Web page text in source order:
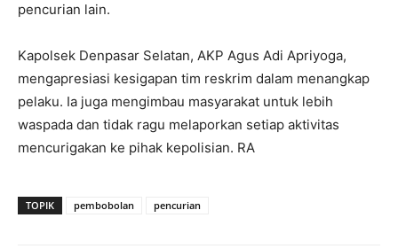
pencurian lain.
Kapolsek Denpasar Selatan, AKP Agus Adi Apriyoga,
mengapresiasi kesigapan tim reskrim dalam menangkap
pelaku. Ia juga mengimbau masyarakat untuk lebih
waspada dan tidak ragu melaporkan setiap aktivitas
mencurigakan ke pihak kepolisian. RA
TOPIK pembobolan pencurian